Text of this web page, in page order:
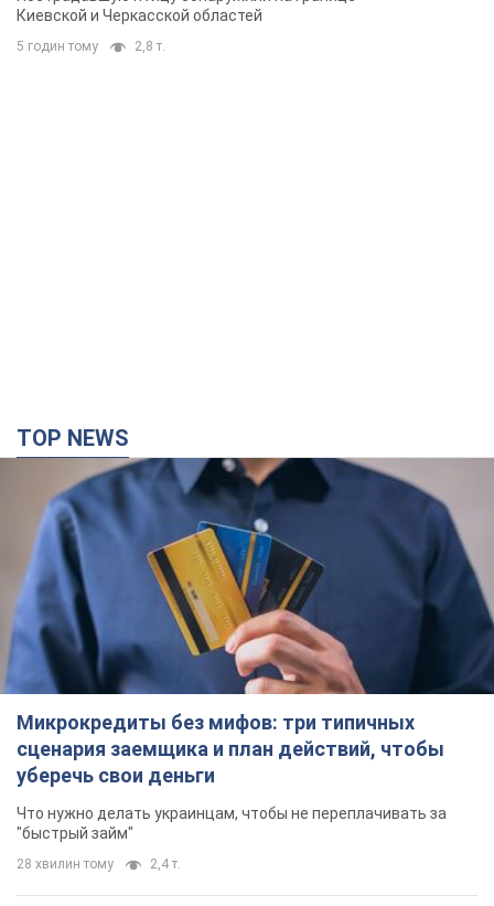
сценария заемщика и план действий, чтобы
уберечь свои деньги
Что нужно делать украинцам, чтобы не переплачивать за
"быстрый займ"
28 хвилин тому 2,4 т.
Россия нанесла удары по складам и
инфраструктуре в Днепропетровской области:
есть погибшие и раненые. Фото
Погибли три человека
Зеленский созвал совещание по вопросам
подготовки украинской баллистики и
антибаллистической программы FREYJA: какие
В Киеве рассчитывают на успешное завершение проекта